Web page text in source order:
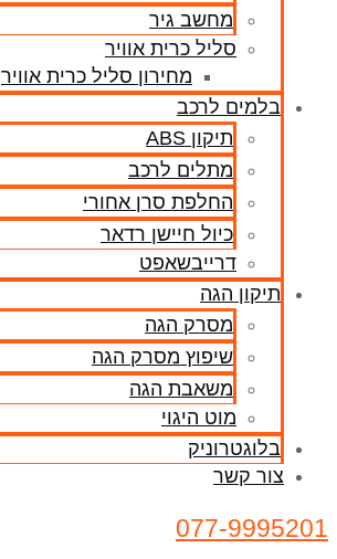
מחשב גיר
סליל כרית אוויר
מחירון סליל כרית אוויר
בלמים לרכב
תיקון ABS
מתלים לרכב
החלפת סרן אחורי
כיול חיישן רדאר
דרייבשאפט
תיקון הגה
מסרק הגה
שיפוץ מסרק הגה
משאבת הגה
מוט היגוי
בלוגטרוניק
צור קשר
077-9995201